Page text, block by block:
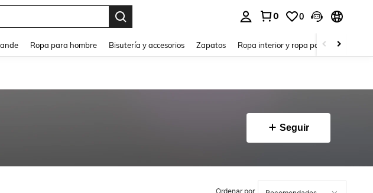
0 0
Ropa para hombre Bisutería y accesorios Zapatos Ropa interior y ropa para dormir
Seguir
Ordenar por